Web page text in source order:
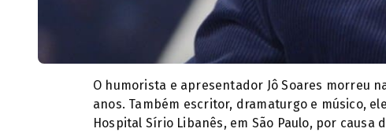
O humorista e apresentador Jô Soares morreu
anos. Também escritor, dramaturgo e músico,
Hospital Sírio Libanês, em São Paulo, por causa